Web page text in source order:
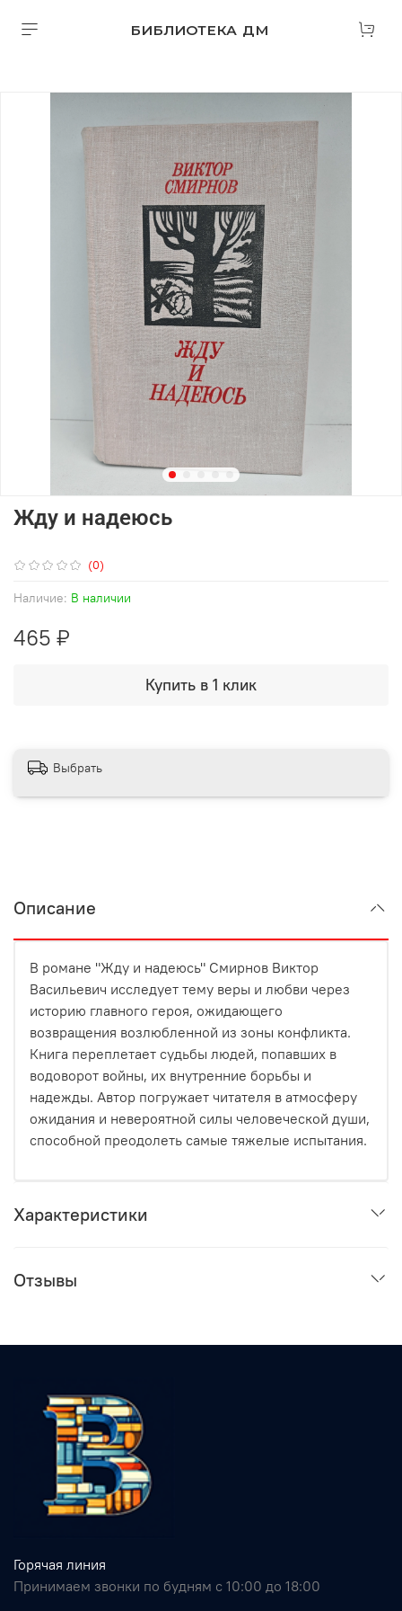
БИБЛИОТЕКА ДМ
(0)
Наличие: В наличии
Жду и надеюсь
465 ₽
Купить в 1 клик
Выбрать
Описание
В романе "Жду и надеюсь" Смирнов Виктор
Васильевич исследует тему веры и любви через
историю главного героя, ожидающего
возвращения возлюбленной из зоны конфликта.
Книга переплетает судьбы людей, попавших в
водоворот войны, их внутренние борьбы и
надежды. Автор погружает читателя в атмосферу
ожидания и невероятной силы человеческой души,
способной преодолеть самые тяжелые испытания.
Характеристики
Отзывы
Горячая линия
Принимаем звонки по будням с 10:00 до 18:00